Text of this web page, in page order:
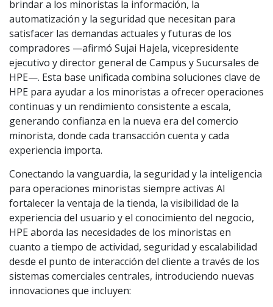
brindar a los minoristas la información, la
automatización y la seguridad que necesitan para
satisfacer las demandas actuales y futuras de los
compradores —afirmó Sujai Hajela, vicepresidente
ejecutivo y director general de Campus y Sucursales de
HPE—. Esta base unificada combina soluciones clave de
HPE para ayudar a los minoristas a ofrecer operaciones
continuas y un rendimiento consistente a escala,
generando confianza en la nueva era del comercio
minorista, donde cada transacción cuenta y cada
experiencia importa.
Conectando la vanguardia, la seguridad y la inteligencia
para operaciones minoristas siempre activas Al
fortalecer la ventaja de la tienda, la visibilidad de la
experiencia del usuario y el conocimiento del negocio,
HPE aborda las necesidades de los minoristas en
cuanto a tiempo de actividad, seguridad y escalabilidad
desde el punto de interacción del cliente a través de los
sistemas comerciales centrales, introduciendo nuevas
innovaciones que incluyen: